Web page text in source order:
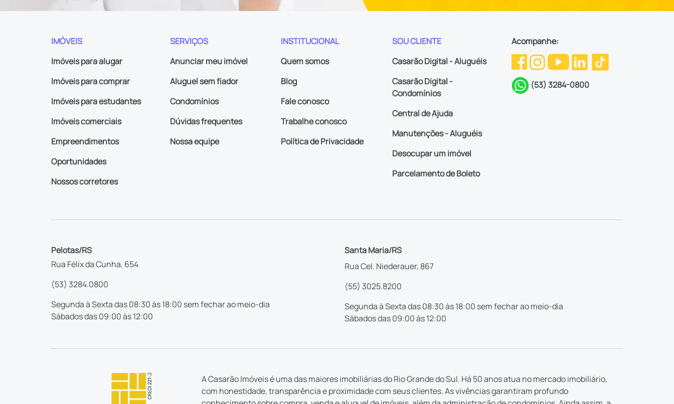
IMÓVEIS
Imóveis para alugar
Imóveis para comprar
Imóveis para estudantes
Imóveis comerciais
Empreendimentos
Oportunidades
Nossos corretores
SERVIÇOS
Anunciar meu imóvel
Aluguel sem fiador
Condomínios
Dúvidas frequentes
Nossa equipe
INSTITUCIONAL
Quem somos
Blog
Fale conosco
Trabalhe conosco
Política de Privacidade
SOU CLIENTE
Casarão Digital - Aluguéis
Casarão Digital -
Condomínios
Central de Ajuda
Manutenções - Aluguéis
Desocupar um imóvel
Parcelamento de Boleto
Acompanhe:
(53) 3284-0800
Pelotas/RS
Rua Félix da Cunha, 654
(53) 3284.0800
Segunda à Sexta das 08:30 às 18:00 sem fechar ao meio-dia
Sábados das 09:00 às 12:00
Santa Maria/RS
Rua Cel. Niederauer, 867
(55) 3025.8200
Segunda à Sexta das 08:30 às 18:00 sem fechar ao meio-dia
Sábados das 09:00 às 12:00
A Casarão Imóveis é uma das maiores imobiliárias do Rio Grande do Sul. Há 50 anos atua no mercado imobiliário,
com honestidade, transparência e proximidade com seus clientes. As vivências garantiram profundo